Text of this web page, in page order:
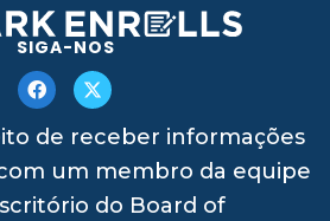
SIGA-NOS
de receber informações
um membro da equipe
do Board of